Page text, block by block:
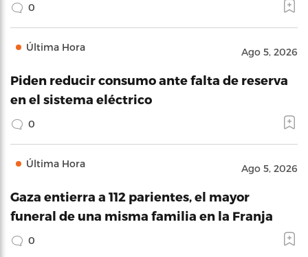
0
Última Hora Ago 5, 2026
Piden reducir consumo ante falta de reserva
en el sistema eléctrico
0
Última Hora Ago 5, 2026
Gaza entierra a 112 parientes, el mayor
funeral de una misma familia en la Franja
0